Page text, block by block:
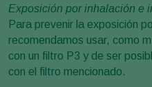
Exposición por inhalación e
Para prevenir la exposición
recomendamos usar, como
con un filtro P3 y de ser
con el filtro mencionado.